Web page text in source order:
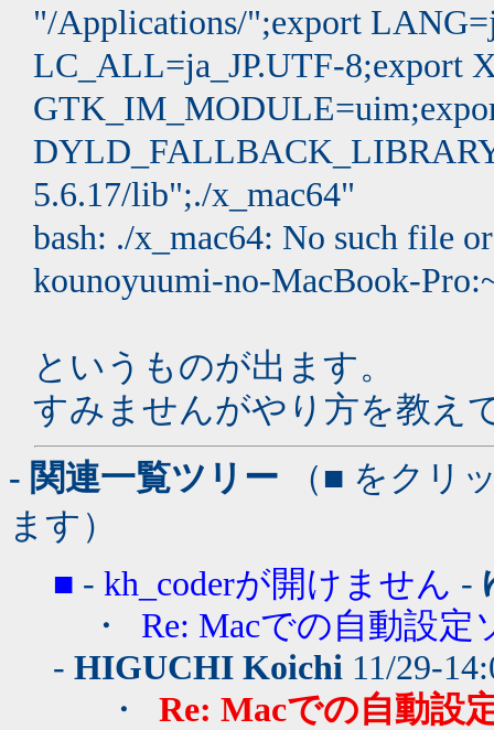
"/Applications/";export
LC_ALL=ja_JP.UTF-8;export
5.6.17/lib";./x_mac64"
bash: ./x_mac64: No such file
kounoyuumi-no-MacBook-
というものが出ます。
すみませんがやり方を教え
- 関連一覧ツリー （■ をクリ
ます）
■ - kh_coderが開けません -
・ Re: Macでの自動設
- HIGUCHI Koichi 11/29-
・ Re: Macでの自動設